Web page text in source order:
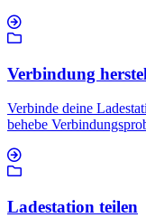
Verbindung
Verbinde deine
behebe
Ladestation teilen